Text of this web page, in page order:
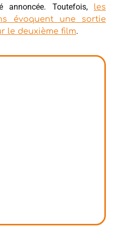
annoncée. Toutefois, les
évoquent une sortie
le deuxième film.